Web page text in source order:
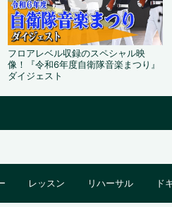
フロアレベル収録のスペシャル映
像！『令和6年度自衛隊音楽まつり』
ダイジェスト
レッスン リハーサル ド